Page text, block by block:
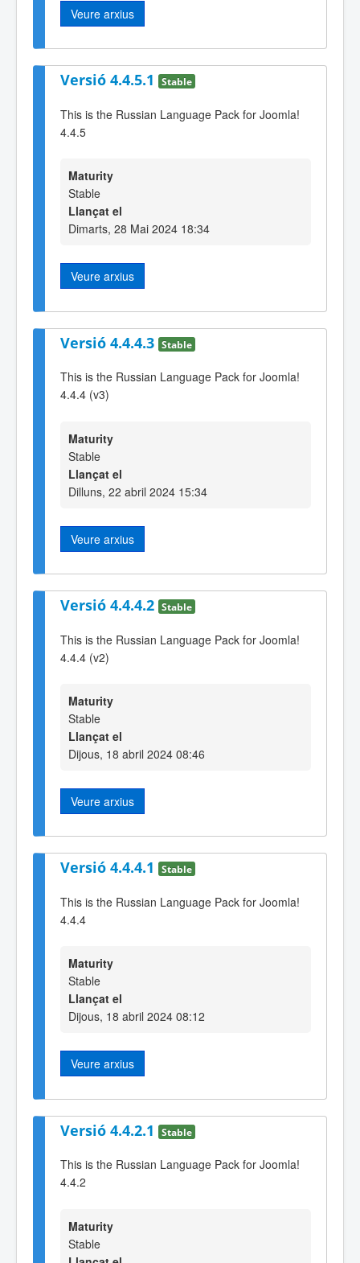
Veure arxius
Versió 4.4.5.1 Stable
This is the Russian Language Pack for Joomla!
4.4.5
Maturity
Stable
Llançat el
Dimarts, 28 Mai 2024 18:34
Veure arxius
Versió 4.4.4.3 Stable
This is the Russian Language Pack for Joomla!
4.4.4 (v3)
Maturity
Stable
Llançat el
Dilluns, 22 abril 2024 15:34
Veure arxius
Versió 4.4.4.2 Stable
This is the Russian Language Pack for Joomla!
4.4.4 (v2)
Maturity
Stable
Llançat el
Dijous, 18 abril 2024 08:46
Veure arxius
Versió 4.4.4.1 Stable
This is the Russian Language Pack for Joomla!
4.4.4
Maturity
Stable
Llançat el
Dijous, 18 abril 2024 08:12
Veure arxius
Versió 4.4.2.1 Stable
This is the Russian Language Pack for Joomla!
4.4.2
Maturity
Stable